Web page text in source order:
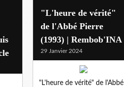
"L'heure de vérité"
de l'Abbé Pierre
(1993) | Rembob'INA
29 Janvier 2024
"L'heure de vérité" de l'Abbé